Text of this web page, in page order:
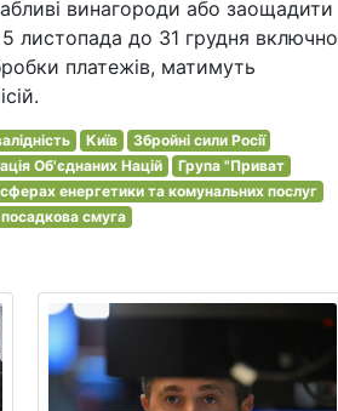
винагороди або заощадити
листопада до 31 грудня включно
платежів, матимуть
Київ
Збройні сили Росії
Об'єднаних Націй
Група "Приват
енергетики та комунальних послуг
смуга